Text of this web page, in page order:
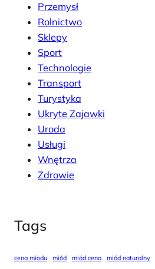
Przemysł
Rolnictwo
Sklepy
Sport
Technologie
Transport
Turystyka
Ukryte Zajawki
Uroda
Usługi
Wnętrza
Zdrowie
Tags
cena miodu miód miód cena miód naturalny